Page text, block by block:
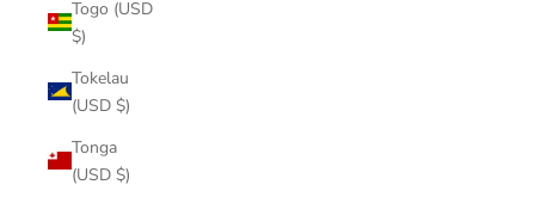
Togo (USD
$)
Tokelau
(USD $)
Tonga
(USD $)